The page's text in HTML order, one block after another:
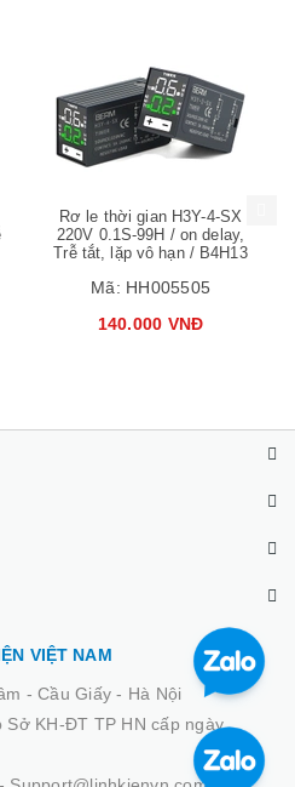
Rơ le thời gian H3Y-4-SX
220V 0.1S-99H / on delay,
Trễ tắt, lặp vô hạn / B4H13
Mã: HH005505
140.000 VNĐ
Mua hàng
VIỆT NAM
- Cầu Giấy - Hà Nội
Sở KH-ĐT TP HN cấp ngày